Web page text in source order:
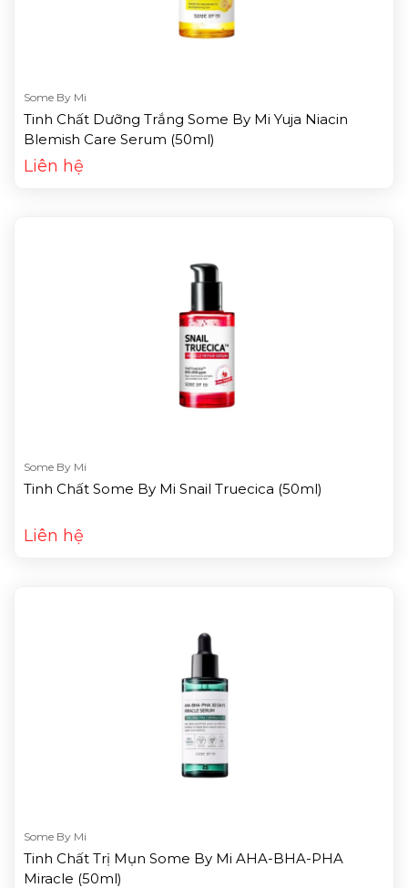
Some By Mi
Tinh Chất Dưỡng Trắng Some By Mi Yuja Niacin
Blemish Care Serum (50ml)
Liên hệ
Some By Mi
Tinh Chất Some By Mi Snail Truecica (50ml)
Liên hệ
Some By Mi
Tinh Chất Trị Mụn Some By Mi AHA-BHA-PHA
Miracle (50ml)